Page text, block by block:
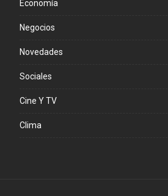
Economía
Negocios
Novedades
Sociales
Cine Y TV
Clima